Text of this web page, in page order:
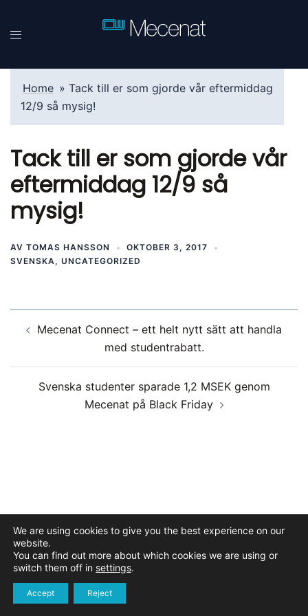
Home » Tack till er som gjorde vår eftermiddag
12/9 så mysig!
Tack till er som gjorde vår
eftermiddag 12/9 så
mysig!
AV TOMAS HANSSON
OKTOBER 3, 2017
SVENSKA, UNCATEGORIZED
Inläggsnavigering
Mecenat Connect – ett helt nytt sätt att handla
med studentrabatt.
Svenska studenter sparade 1,2 MSEK genom
Mecenat på Black Friday
We are using cookies to give you the best experience on our
website.
You can find out more about which cookies we are using or
switch them off in settings.
Accept Reject